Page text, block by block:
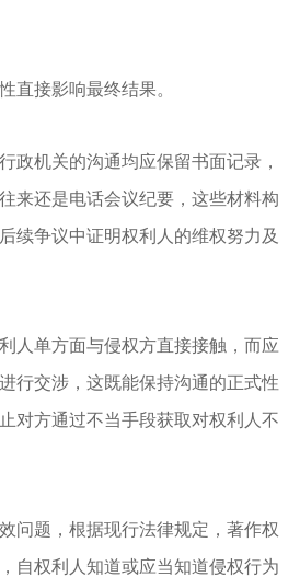
直接影响最终结果。
政机关的沟通均应保留书面记录，
来还是电话会议纪要，这些材料构
续争议中证明权利人的维权努力及
人单方面与侵权方直接接触，而应
行交涉，这既能保持沟通的正式性
对方通过不当手段获取对权利人不
问题，根据现行法律规定，著作权
自权利人知道或应当知道侵权行为